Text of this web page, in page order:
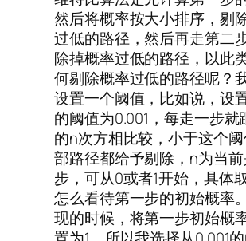
然后将概率按大小排序，剔
过低的路径，然后再走第二
除掉概率过低的路径，以此
何剔除概率过低的路径呢？
设置一个阈值，比如说，设
的阈值为0.001，每走一步就
的n次方相比较，小于这个
部路径都给予剔除，n为当
步，可从0或者1开始，具体
怎么看待第一步的初始概率
现的时候，将第一步初始概